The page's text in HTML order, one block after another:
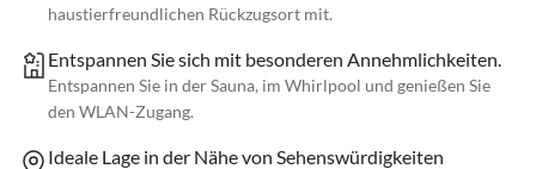
haustierfreundlichen Rückzugsort mit.
Entspannen Sie sich mit besonderen Annehmlichkeiten.
Entspannen Sie in der Sauna, im Whirlpool und genießen Sie
den WLAN-Zugang.
Ideale Lage in der Nähe von Sehenswürdigkeiten